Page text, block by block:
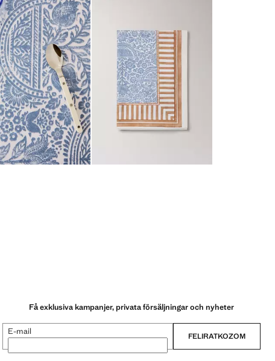
Få exklusiva kampanjer, privata försäljningar och nyheter
E-mail FELIRATKOZOM